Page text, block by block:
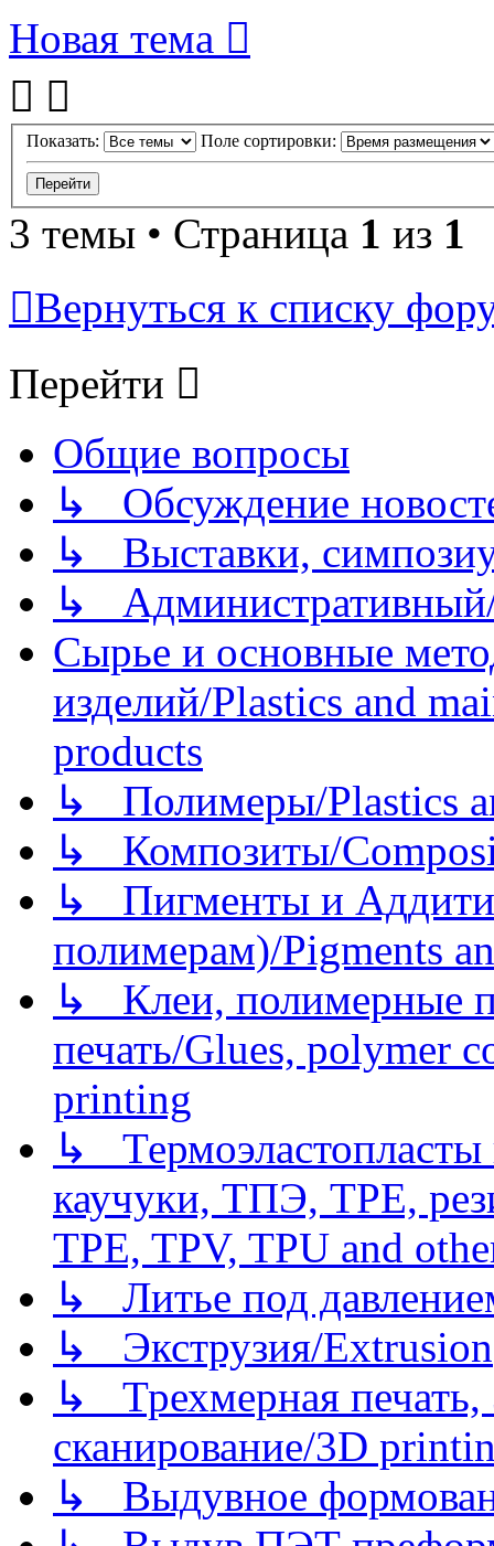
Новая тема
Показать: Поле сортировки:
3 темы • Страница 1 из 1
Вернуться к списку
Перейти
Общие вопросы
↳ Обсуждение
↳ Выставки,
↳
Сырье и основные
изделий/Plastics and
products
↳ Полимеры/Plastics
↳ Композиты/
↳ Пигменты и
полимерам)/Pigments
↳ Клеи, полимерные
печать/Glues, polymer
printing
↳
каучуки, ТПЭ, TPE,
TPE, TPV, TPU and
↳ Литье под
↳ Экструзия/Extrusion
↳ Трехмерная
сканирование/3D
↳ Выдувное